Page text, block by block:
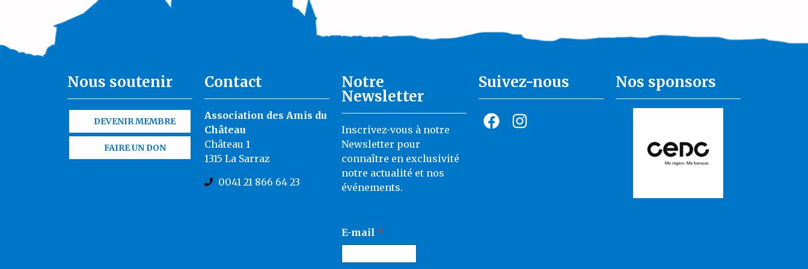
Nous soutenir
DEVENIR MEMBRE
FAIRE UN DON
Contact
Association des Amis du
Château
Château 1
1315 La Sarraz
0041 21 866 64 23
Notre
Newsletter
Inscrivez-vous à notre
Newsletter pour
connaître en exclusivité
notre actualité et nos
événements.
*
*
E-mail *
Suivez-nous Nos sponsors